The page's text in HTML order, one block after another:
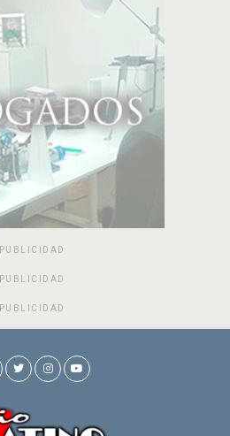
PUBLICIDAD
PUBLICIDAD
PUBLICIDAD